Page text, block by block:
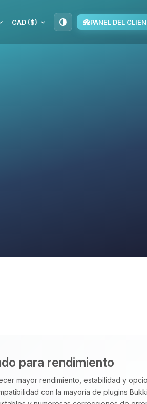
CAD ($) PANEL DEL
para rendimiento
mayor rendimiento, estabilidad y
con la mayoría de plugins